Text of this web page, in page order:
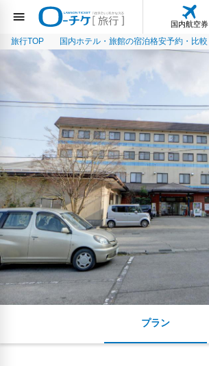
国内航空券
旅行TOP 国内ホテル・旅館の宿泊格安予約・比較
プラン